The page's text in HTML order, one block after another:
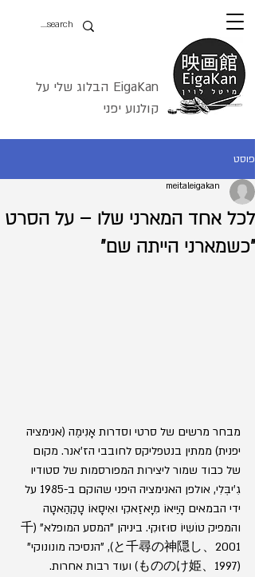
EigaKan הבלוג שלי על
קולנוע יפני
פוסט
לכל אחד המארני שלו – על הסרט
"כשמארני הייתה שם"
meitaleigakan
מבחר מרשים של סרטי וסדרות אָנִימֶה (אנימציה
יפנית) ממתין בנטפליקס לחובבי הז'אנר. מקום
של כבוד שמור ליצירות המפורסמות של סטודיו
גִ'יבְּלִי, אולפן האנימציה היפני שהוקם ב-1985 על
ידי הבמאים הָיַיאוֹ מִיָאזַאקִי ואִיסָאוֹ טָקַהַאטָה
והמפיק טוֹשִיוֹ סוּזוּקִי. ביניהן "המסע המופלא" (千
と千尋の神隠し、2001), "הנסיכה מונונוקי"
(もののけ姫、1997) ועוד רבות אחרות.